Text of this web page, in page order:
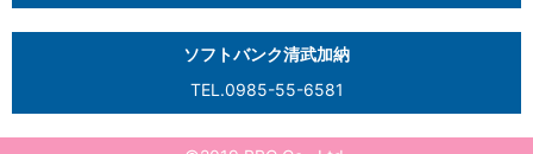
ソフトバンク清武加納
TEL.0985-55-6581